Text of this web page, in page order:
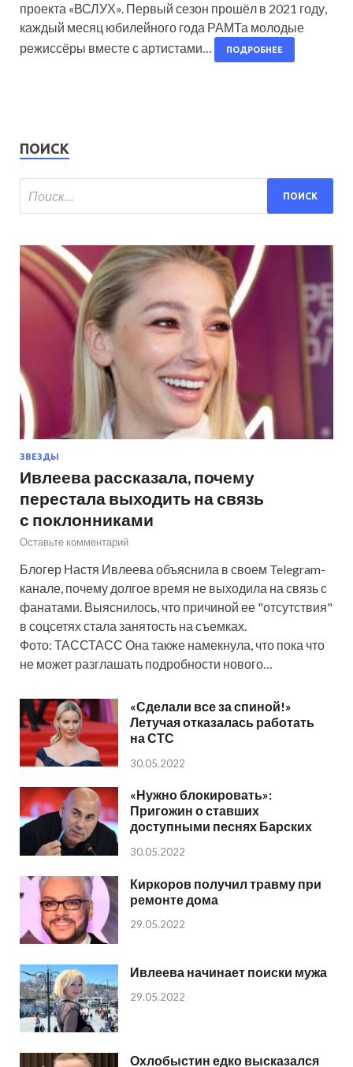
проекта «ВСЛУХ». Первый сезон прошёл в 2021 году,
каждый месяц юбилейного года РАМТа молодые
режиссёры вместе с артистами…
ПОДРОБНЕЕ
ПОИСК
ЗВЕЗДЫ
Ивлеева рассказала, почему
перестала выходить на связь
с поклонниками
Оставьте комментарий
Блогер Настя Ивлеева объяснила в своем Telegram-
канале, почему долгое время не выходила на связь с
фанатами. Выяснилось, что причиной ее "отсутствия"
в соцсетях стала занятость на съемках.
Фото: ТАССТАСС Она также намекнула, что пока что
не может разглашать подробности нового…
«Сделали все за спиной!»
Летучая отказалась работать
на СТС
30.05.2022
«Нужно блокировать»:
Пригожин о ставших
доступными песнях Барских
30.05.2022
Киркоров получил травму при
ремонте дома
29.05.2022
Ивлеева начинает поиски мужа
29.05.2022
Охлобыстин едко высказался